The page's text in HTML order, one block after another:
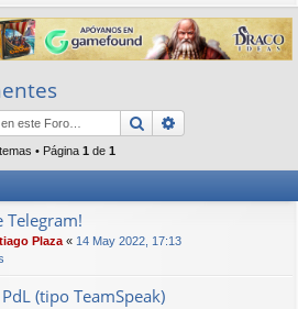
fic
ar
ra
rs
s
c
Buscar
• Página 1 de 1
Telegram!
Plaza « 14 May 2022, 17:13
(tipo TeamSpeak)